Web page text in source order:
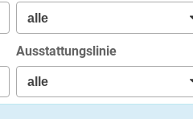
Ausstattungslinie